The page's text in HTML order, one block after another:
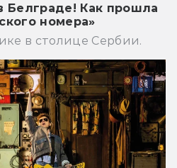
Белграде! Как прошла
номера»
в столице Сербии.